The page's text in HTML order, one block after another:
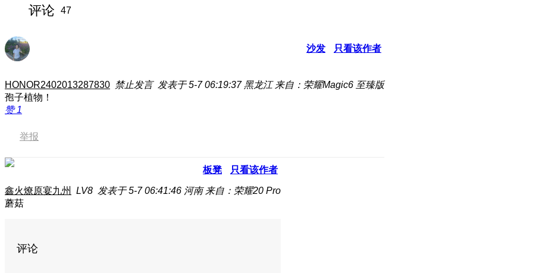
评论 47
沙发 只看该作者
HONOR2402013287830 禁止发言 发表于 5-7 06:19:37 黑龙江 来自：荣耀Magic6 至臻版
孢子植物！
赞1
举报
板凳 只看该作者
鑫火燎原宴九州 LV8 发表于 5-7 06:41:46 河南 来自：荣耀20 Pro
蘑菇
评论